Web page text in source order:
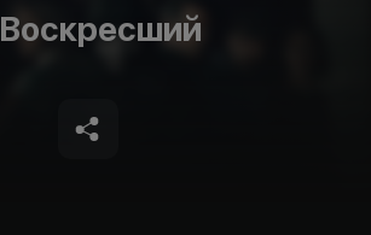
Воскресший